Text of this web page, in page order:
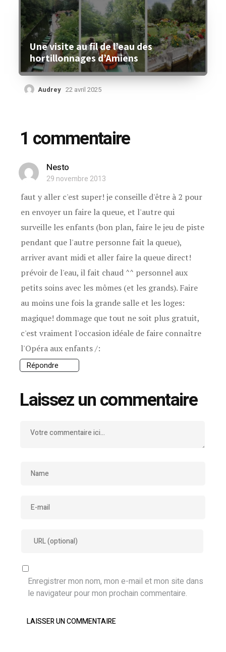
Une visite au fil de l’eau des
hortillonnages d’Amiens
Audrey 22 avril 2025
1 commentaire
Nesto
29 novembre 2013
faut y aller c'est super! je conseille d'être à 2 pour
en envoyer un faire la queue, et l'autre qui
surveille les enfants (bon plan, faire le jeu de piste
pendant que l'autre personne fait la queue),
arriver avant midi et aller faire la queue direct!
prévoir de l'eau, il fait chaud ^^ personnel aux
petits soins avec les mômes (et les grands). Faire
au moins une fois la grande salle et les loges:
magique! dommage que tout ne soit plus gratuit,
c'est vraiment l'occasion idéale de faire connaître
l'Opéra aux enfants /:
Répondre
Laissez un commentaire
Enregistrer mon nom, mon e-mail et mon site dans
le navigateur pour mon prochain commentaire.